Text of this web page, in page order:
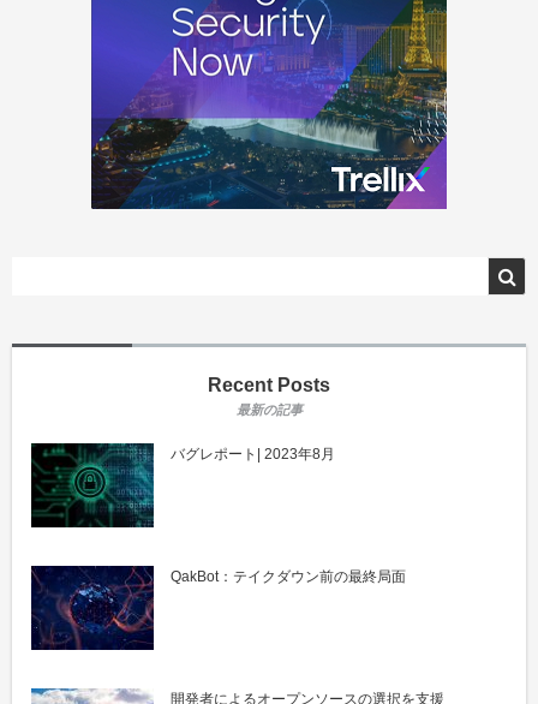
Recent Posts
バグレポート| 2023年8月
QakBot：テイクダウン前の最終局面
開発者によるオープンソースの選択を支援